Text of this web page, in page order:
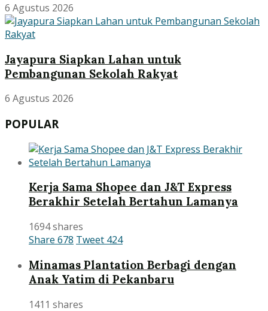
6 Agustus 2026
Jayapura Siapkan Lahan untuk
Pembangunan Sekolah Rakyat
6 Agustus 2026
POPULAR
Kerja Sama Shopee dan J&T Express
Berakhir Setelah Bertahun Lamanya
1694 shares
Share 678 Tweet 424
Minamas Plantation Berbagi dengan
Anak Yatim di Pekanbaru
1411 shares